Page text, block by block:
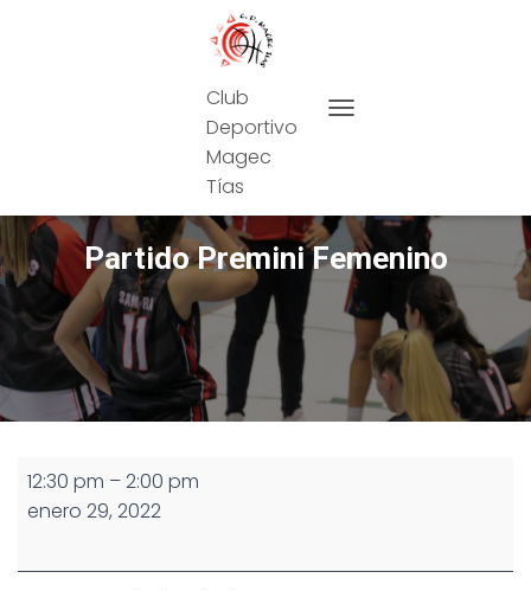
Club
Deportivo
Magec
Tías
Partido Premini Femenino
Partido
Premini
12:30 pm –2:00 pm
enero 29, 2022